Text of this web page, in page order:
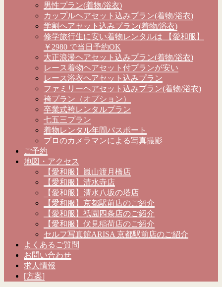
男性プラン(着物/浴衣)
カップルヘアセット込みプラン(着物/浴衣)
学割ヘアセット込みプラン(着物/浴衣)
修学旅行生に安い着物レンタルは 【愛和服】
￥2980 で当日予約OK
大正浪漫ヘアセット込みプラン(着物/浴衣)
レース着物ヘアセット付プランが安い
レース浴衣ヘアセット込みプラン
ファミリーヘアセット込みプラン(着物/浴衣)
袴プラン（オプション）
卒業式袴レンタルプラン
七五三プラン
着物レンタル年間パスポート
プロのカメラマンによる写真撮影
ご予約
地図・アクセス
【愛和服】嵐山渡月橋店
【愛和服】清水寺店
【愛和服】清水八坂の塔店
【愛和服】京都駅前店のご紹介
【愛和服】祇園四条店のご紹介
【愛和服】伏見稲荷店のご紹介
セルフ写真館ARISA 京都駅前店のご紹介
よくあるご質問
お問い合わせ
求人情報
[方案]